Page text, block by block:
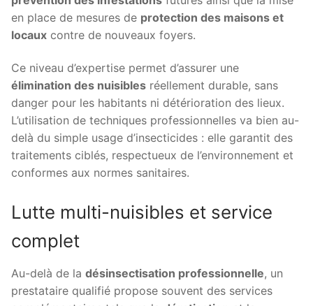
en place de mesures de protection des maisons et
locaux contre de nouveaux foyers.
Ce niveau d’expertise permet d’assurer une
élimination des nuisibles réellement durable, sans
danger pour les habitants ni détérioration des lieux.
L’utilisation de techniques professionnelles va bien au-
delà du simple usage d’insecticides : elle garantit des
traitements ciblés, respectueux de l’environnement et
conformes aux normes sanitaires.
Lutte multi-nuisibles et service
complet
Au-delà de la désinsectisation professionnelle, un
prestataire qualifié propose souvent des services